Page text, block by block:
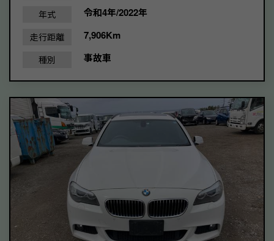
年式 令和4年/2022年
走行距離 7,906Km
種別 事故車